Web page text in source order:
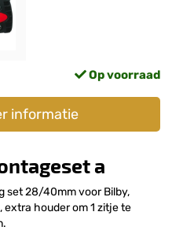
Op voorraad
informatie
a
set 28/40mm voor Bilby,
houder om 1 zitje te